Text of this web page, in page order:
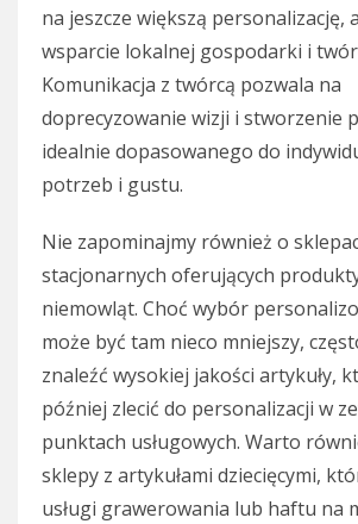
na jeszcze większą personalizację,
wsparcie lokalnej gospodarki i
Komunikacja z twórcą pozwala na
doprecyzowanie wizji i stworzenie
idealnie dopasowanego do
potrzeb i gustu.
Nie zapominajmy również o
stacjonarnych oferujących
niemowląt. Choć wybór
może być tam nieco mniejszy,
znaleźć wysokiej jakości artykuły,
później zlecić do personalizacji w
punktach usługowych. Warto
sklepy z artykułami dziecięcymi,
usługi grawerowania lub haftu na